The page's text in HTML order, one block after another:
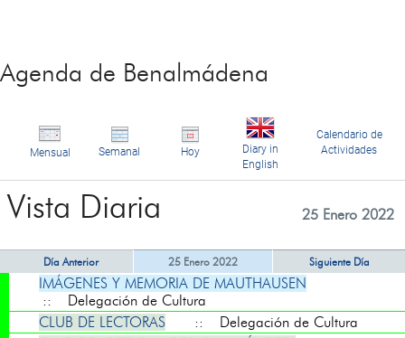
Agenda de Benalmádena
Mensual Semanal Hoy
Diary in
English
Calendario de
Actividades
Vista Diaria 25 Enero 2022
Día Anterior 25 Enero 2022 Siguiente Día
IMÁGENES Y MEMORIA DE MAUTHAUSEN
:: Delegación de Cultura
CLUB DE LECTORAS
:: Delegación de Cultura